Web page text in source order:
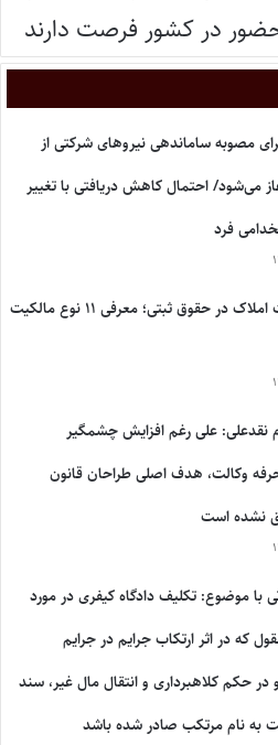
حضور در کشور فرصت دارند
مصوبه ساماندهی نیروهای شرکتی از
می‌شود/ احتمال کاهش دریافتی با تغییر
فرد
انواع مالکیت املاک در حقوق ثبتی؛ معرفی ۱۱ نوع مالکیت
علی رغم افزایش چشمگیر
وکالت، هدف اصلی طراحان قانون
نشده است
با موضوع: تکلیف دادگاه کیفری در مورد
که در اثر ارتکاب جرایم در جرایم
در حکم کلاهبرداری و انتقال مال غیر، سند
به نام مرتکب صادر شده باشد